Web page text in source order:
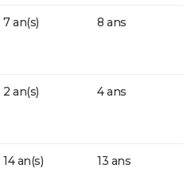
7 an(s) 8 ans
2 an(s) 4 ans
14 an(s) 13 ans